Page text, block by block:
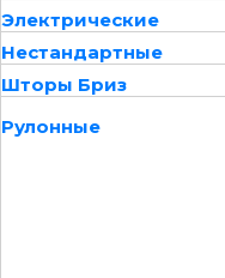
Электрические
Нестандартные
Шторы Бриз
Рулонные